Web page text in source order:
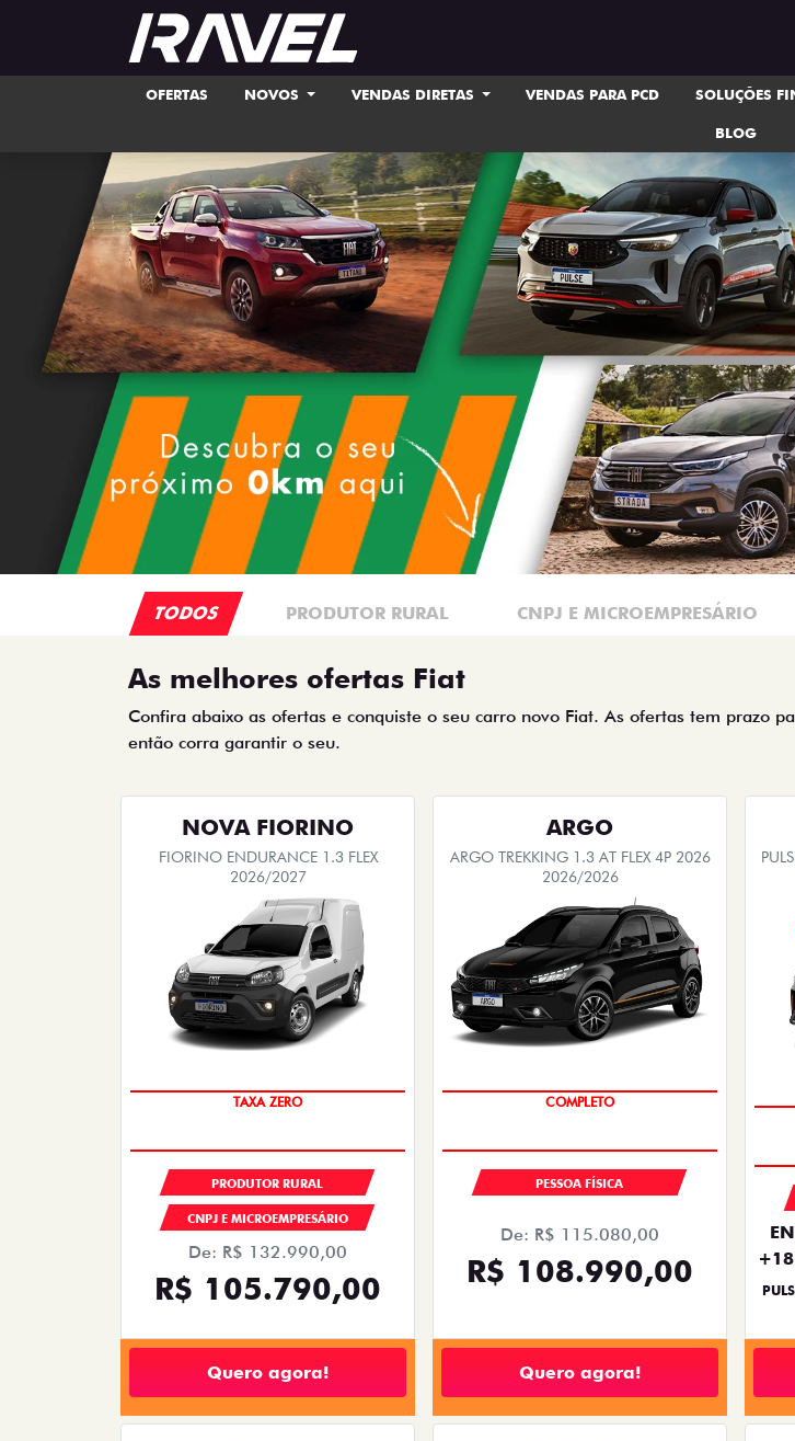
OFERTAS NOVOS VENDAS DIRETAS VENDAS PARA PCD SOLUÇÕES
BLOG
TODOS PRODUTOR RURAL CNPJ E MICROEMPRESÁRIO
As melhores ofertas Fiat
Confira abaixo as ofertas e conquiste o seu carro novo Fiat. As ofertas tem prazo
então corra garantir o seu.
NOVA FIORINO
FIORINO ENDURANCE 1.3 FLEX
2026/2027
TAXA ZERO
PRODUTOR RURAL
CNPJ E MICROEMPRESÁRIO
De: R$ 132.990,00
R$ 105.790,00
Quero agora!
ARGO
ARGO TREKKING 1.3 AT FLEX 4P 2026
2026/2026
COMPLETO
PESSOA FÍSICA
De: R$ 115.080,00
R$ 108.990,00
Quero agora!
+18